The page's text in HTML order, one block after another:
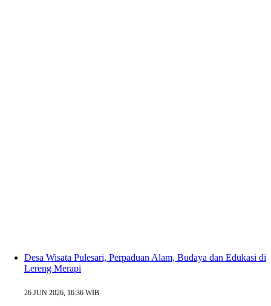
Desa Wisata Pulesari, Perpaduan Alam, Budaya dan Edukasi di
Lereng Merapi
26 JUN 2026, 16:36 WIB